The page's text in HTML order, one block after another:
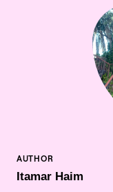
Itamar Haim